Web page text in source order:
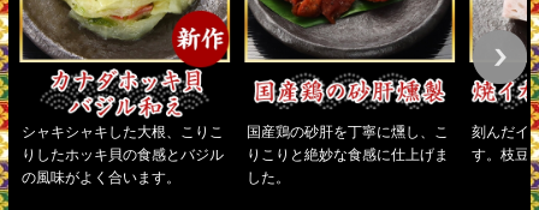
シャキシャキした大根、こりこ
りしたホッキ貝の食感とバジル
の風味がよく合います。
国産鶏の砂肝を丁寧に燻し、こ
りこりと絶妙な食感に仕上げま
した。
刻んだイ
す。枝豆